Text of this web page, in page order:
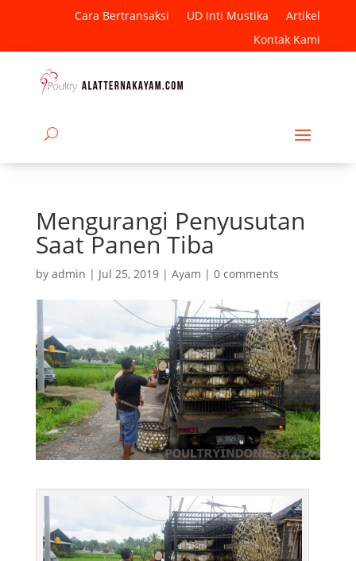
Cara Bertransaksi UD Inti Mustika
Artikel
Kontak Kami
Mengurangi Penyusutan
Saat Panen Tiba
by admin | Jul 25, 2019| Ayam | 0 comments